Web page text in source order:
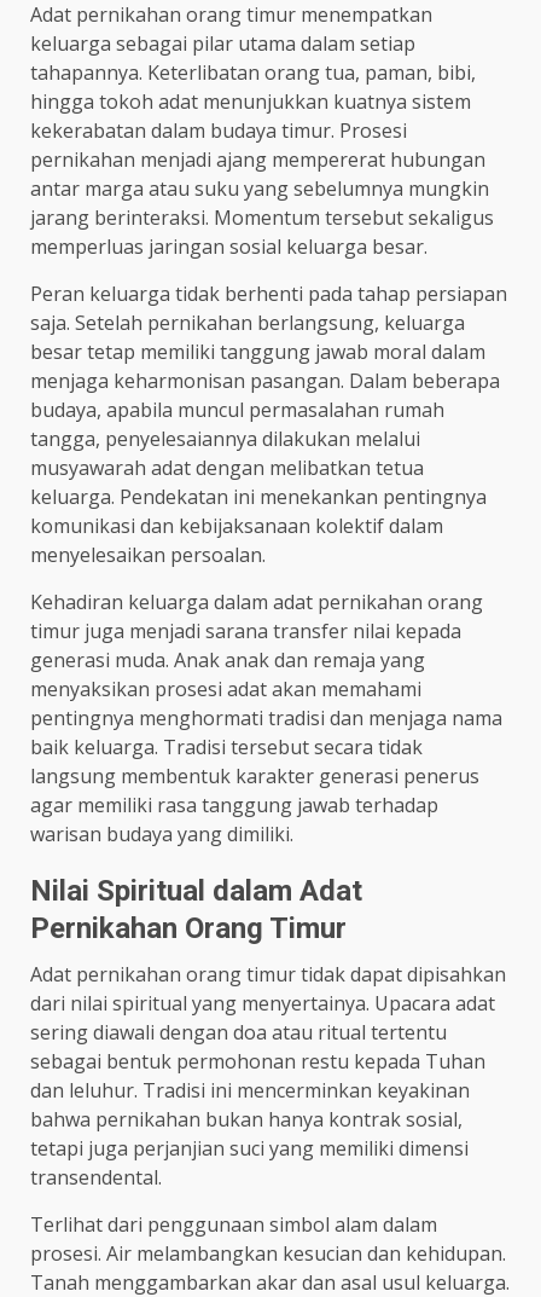
Adat pernikahan orang timur menempatkan
keluarga sebagai pilar utama dalam setiap
tahapannya. Keterlibatan orang tua, paman, bibi,
hingga tokoh adat menunjukkan kuatnya sistem
kekerabatan dalam budaya timur. Prosesi
pernikahan menjadi ajang mempererat hubungan
antar marga atau suku yang sebelumnya mungkin
jarang berinteraksi. Momentum tersebut sekaligus
memperluas jaringan sosial keluarga besar.
Peran keluarga tidak berhenti pada tahap persiapan
saja. Setelah pernikahan berlangsung, keluarga
besar tetap memiliki tanggung jawab moral dalam
menjaga keharmonisan pasangan. Dalam beberapa
budaya, apabila muncul permasalahan rumah
tangga, penyelesaiannya dilakukan melalui
musyawarah adat dengan melibatkan tetua
keluarga. Pendekatan ini menekankan pentingnya
komunikasi dan kebijaksanaan kolektif dalam
menyelesaikan persoalan.
Kehadiran keluarga dalam adat pernikahan orang
timur juga menjadi sarana transfer nilai kepada
generasi muda. Anak anak dan remaja yang
menyaksikan prosesi adat akan memahami
pentingnya menghormati tradisi dan menjaga nama
baik keluarga. Tradisi tersebut secara tidak
langsung membentuk karakter generasi penerus
agar memiliki rasa tanggung jawab terhadap
warisan budaya yang dimiliki.
Nilai Spiritual dalam Adat
Pernikahan Orang Timur
Adat pernikahan orang timur tidak dapat dipisahkan
dari nilai spiritual yang menyertainya. Upacara adat
sering diawali dengan doa atau ritual tertentu
sebagai bentuk permohonan restu kepada Tuhan
dan leluhur. Tradisi ini mencerminkan keyakinan
bahwa pernikahan bukan hanya kontrak sosial,
tetapi juga perjanjian suci yang memiliki dimensi
transendental.
Terlihat dari penggunaan simbol alam dalam
prosesi. Air melambangkan kesucian dan kehidupan.
Tanah menggambarkan akar dan asal usul keluarga.